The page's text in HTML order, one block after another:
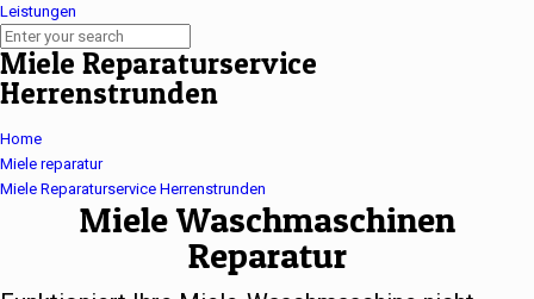
Leistungen
Miele Reparaturservice
Herrenstrunden
Home
Miele reparatur
Miele Reparaturservice Herrenstrunden
Miele Waschmaschinen
Reparatur